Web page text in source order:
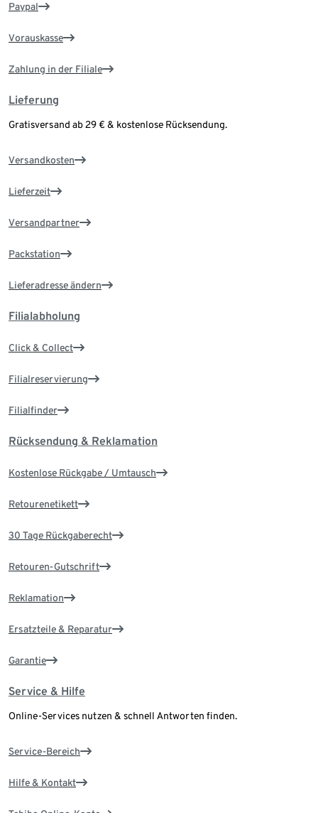
Paypal
Vorauskasse
Zahlung in der Filiale
Lieferung
Gratisversand ab 29 € & kostenlose Rücksendung.
Versandkosten
Lieferzeit
Versandpartner
Packstation
Lieferadresse ändern
Filialabholung
Click & Collect
Filialreservierung
Filialfinder
Rücksendung & Reklamation
Kostenlose Rückgabe / Umtausch
Retourenetikett
30 Tage Rückgaberecht
Retouren-Gutschrift
Reklamation
Ersatzteile & Reparatur
Garantie
Service & Hilfe
Online-Services nutzen & schnell Antworten finden.
Service-Bereich
Hilfe & Kontakt